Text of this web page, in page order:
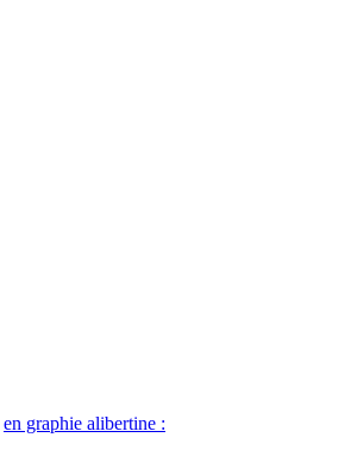
en graphie alibertine :